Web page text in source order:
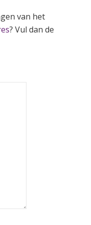
van het
? Vul dan de